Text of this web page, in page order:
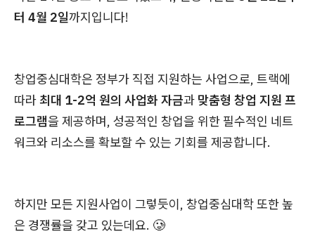
터 4월 2일까지입니다!
창업중심대학은 정부가 직접 지원하는 사업으로, 트랙에
따라최대 1-2억 원의 사업화 자금과 맞춤형 창업 지원 프
로그램을 제공하며, 성공적인 창업을 위한 필수적인 네트
워크와 리소스를 확보할 수 있는 기회를 제공합니다.
하지만 모든 지원사업이 그렇듯이, 창업중심대학 또한 높
은 경쟁률을 갖고 있는데요. 🥲